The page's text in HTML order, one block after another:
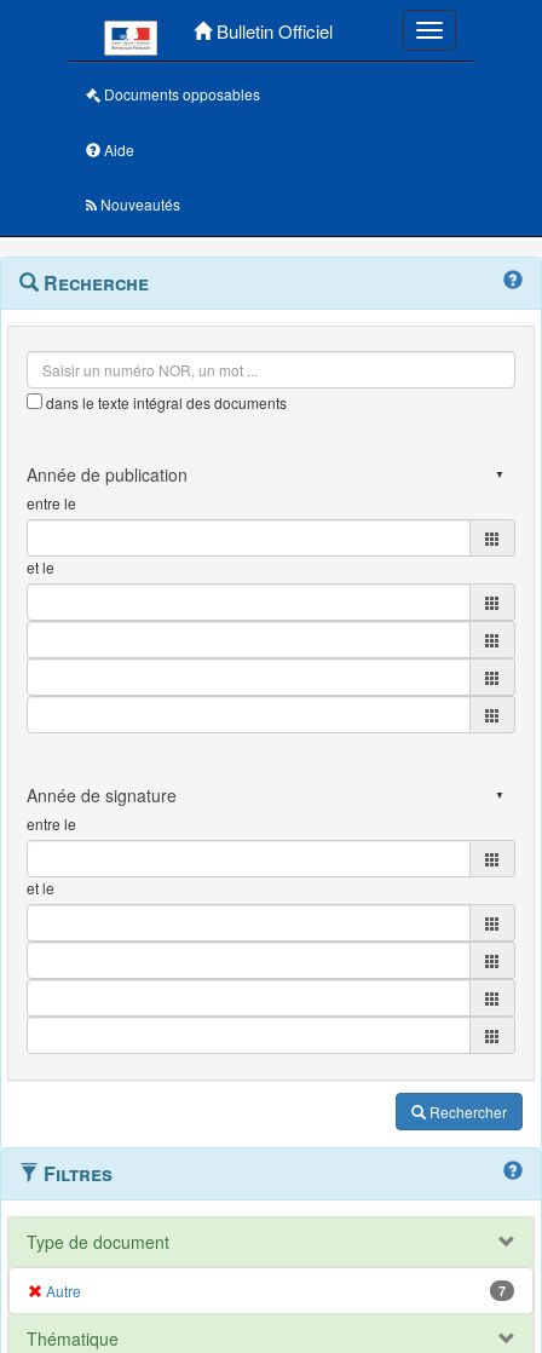
Bulletin Officiel Toggle
Documents opposables
Aide
Nouveautés
Navigation
outils
Menu
contextuel
Recherche
dans le texte intégral des documents
entre le
et le
entre le
et le
Rechercher
Filtres
Type de document
Autre 7
Thématique